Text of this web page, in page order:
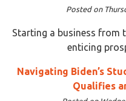
Posted on
Starting a business from
enticing
Navigating Biden’s
Qualifies